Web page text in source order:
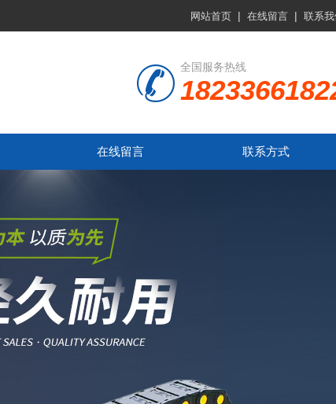
网站首页 | 在线留言 | 联系
全国服务热线
在线留言 联系方式